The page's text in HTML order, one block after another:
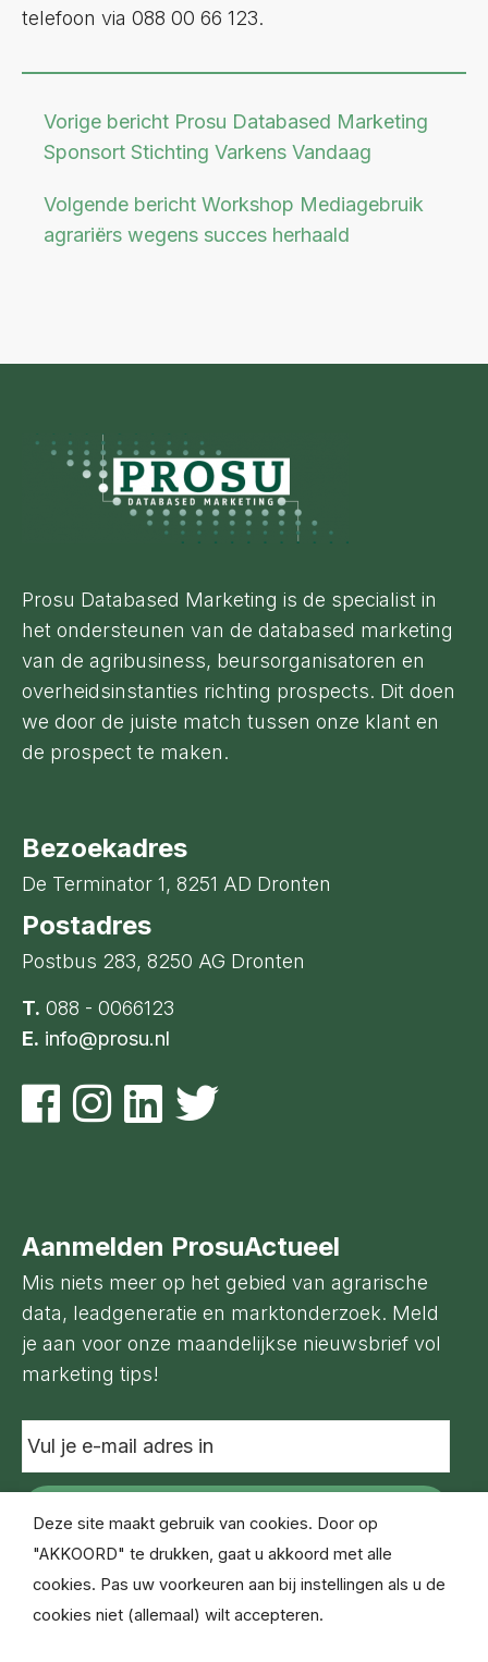
telefoon via 088 00 66 123.
Vorige bericht Prosu Databased Marketing
Sponsort Stichting Varkens Vandaag
Volgende bericht Workshop Mediagebruik
agrariërs wegens succes herhaald
Footer
Prosu Databased Marketing is de specialist in
het ondersteunen van de databased marketing
van de agribusiness, beursorganisatoren en
overheidsinstanties richting prospects. Dit doen
we door de juiste match tussen onze klant en
de prospect te maken.
Bezoekadres
De Terminator 1, 8251 AD Dronten
Postadres
Postbus 283, 8250 AG Dronten
T. 088 - 0066123
E. info@prosu.nl
Aanmelden ProsuActueel
Mis niets meer op het gebied van agrarische
data, leadgeneratie en marktonderzoek. Meld
je aan voor onze maandelijkse nieuwsbrief vol
marketing tips!
Vul
je
e-
mail
adres
in
© Copyright Prosu Databased Marketing 2021
Deze site maakt gebruik van cookies. Door op
"AKKOORD" te drukken, gaat u akkoord met alle
cookies. Pas uw voorkeuren aan bij instellingen als u de
cookies niet (allemaal) wilt accepteren.